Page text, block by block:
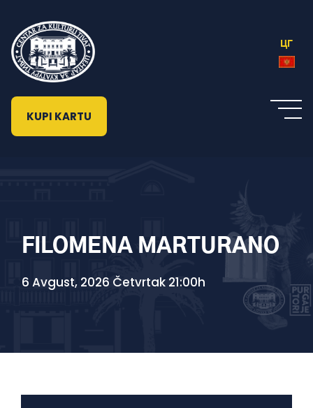
ЦГ
KUPI KARTU
FILOMENA MARTURANO
6 Avgust, 2026 Četvrtak 21:00h